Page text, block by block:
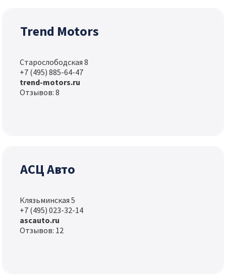
Trend Motors
Старослободская 8
+7 (495) 885-64-47
trend-motors.ru
Отзывов: 8
АСЦ Авто
Клязьминская 5
+7 (495) 023-32-14
ascauto.ru
Отзывов: 12